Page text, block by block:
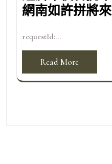
網南如許拼將來
requestId:...
Read More